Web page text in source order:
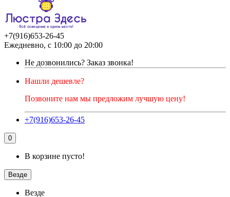
+7(916)653-26-45
Ежедневно, с 10:00 до 20:00
Не дозвонились? Заказ звонка!
Нашли дешевле?
Позвоните нам мы предложим лучшую цену!
+7(916)653-26-45
0
В корзине пусто!
Везде
Везде